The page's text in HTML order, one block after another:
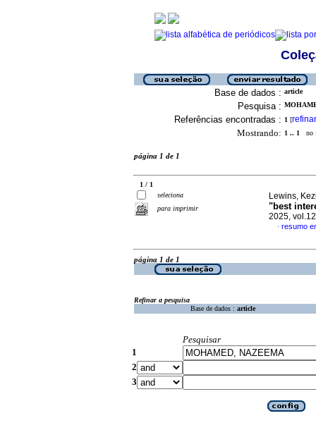
Base de dados : article
Pesquisa :
Referências encontradas : 1 [refinar
Mostrando: 1 .. 1 no
página 1 de 1
1 / 1
seleciona
para imprimir
Lewins,
"best
2025,
· resumo
página 1 de 1
Refinar a pesquisa
Base de dados : article
Pesquisar
1
2
3